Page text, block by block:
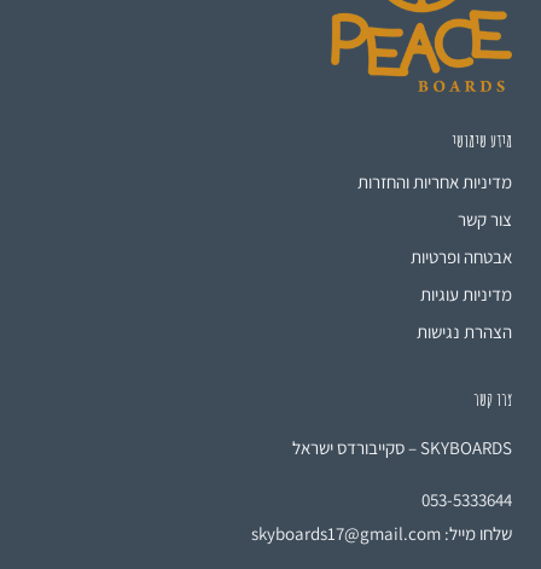
מידע שימושי
מדיניות אחריות והחזרות
צור קשר
אבטחה ופרטיות
מדיניות עוגיות
הצהרת נגישות
צרו קשר
SKYBOARDS – סקייבורדס ישראל
053-5333644
שלחו מייל: skyboards17@gmail.com